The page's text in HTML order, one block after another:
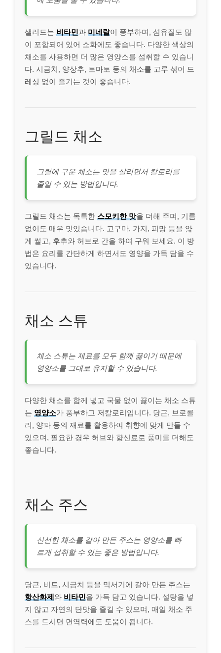
샐러드는 비타민과 미네랄이 풍부하며, 섬유질도 많
이 포함되어 있어 소화에도 좋습니다. 다양한 색상의
채소를 사용하면 더 많은 영양소를 섭취할 수 있습니
다. 시금치, 양상추, 토마토 등의 채소를 고루 섞어 드
레싱 없이 즐기는 것이 좋습니다.
그릴드 채소
그릴에 구운 채소는 맛을 살리면서 칼로리를
줄일 수 있는 방법입니다.
그릴드 채소는 독특한 스모키한 맛을 더해 주며, 기름
없이도 매우 맛있습니다. 고구마, 가지, 피망 등을 얇
게 썰고, 후추와 허브로 간을 하여 구워 보세요. 이 방
법은 요리를 간단하게 하면서도 영양을 가득 담을 수
있습니다.
채소 스튜
채소 스튜는 재료를 모두 함께 끓이기 때문에
영양소를 그대로 유지할 수 있습니다.
다양한 채소를 함께 넣고 국물 없이 끓이는 채소 스튜
는 영양소가 풍부하고 저칼로리입니다. 당근, 브로콜
리, 양파 등의 재료를 활용하여 취향에 맞게 만들 수
있으며, 필요한 경우 허브와 향신료로 풍미를 더해도
좋습니다.
채소 주스
신선한 채소를 갈아 만든 주스는 영양소를 빠
르게 섭취할 수 있는 좋은 방법입니다.
당근, 비트, 시금치 등을 믹서기에 갈아 만든 주스는
항산화제와 비타민을 가득 담고 있습니다. 설탕을 넣
지 않고 자연의 단맛을 즐길 수 있으며, 매일 채소 주
스를 드시면 면역력에도 도움이 됩니다.